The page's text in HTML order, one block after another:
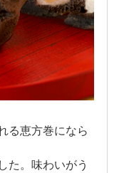
る恵方巻になら
た。味わいがう